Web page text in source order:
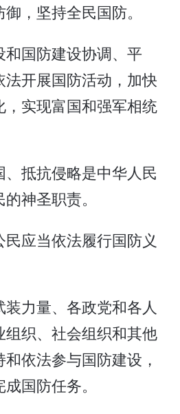
，坚持全民国防。
国防建设协调、平
开展国防活动，加快
实现富国和强军相统
抵抗侵略是中华人民
神圣职责。
应当依法履行国防义
力量、各政党和各人
织、社会组织和其他
依法参与国防建设，
国防任务。